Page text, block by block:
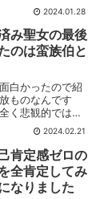
2024.01.28
み聖女の最後
のは蛮族伯と
白かったので紹
ものなんです
く悲観的ではあ
です。 2024.02.21
肯定感ゼロの
全肯定してみ
なりました